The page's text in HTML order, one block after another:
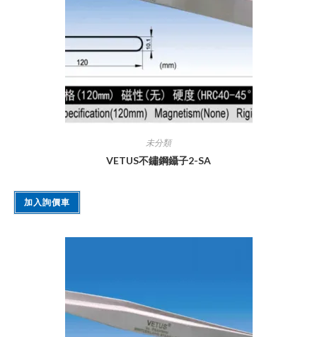
未分類
VETUS不鏽鋼鑷子2-SA
加入詢價車